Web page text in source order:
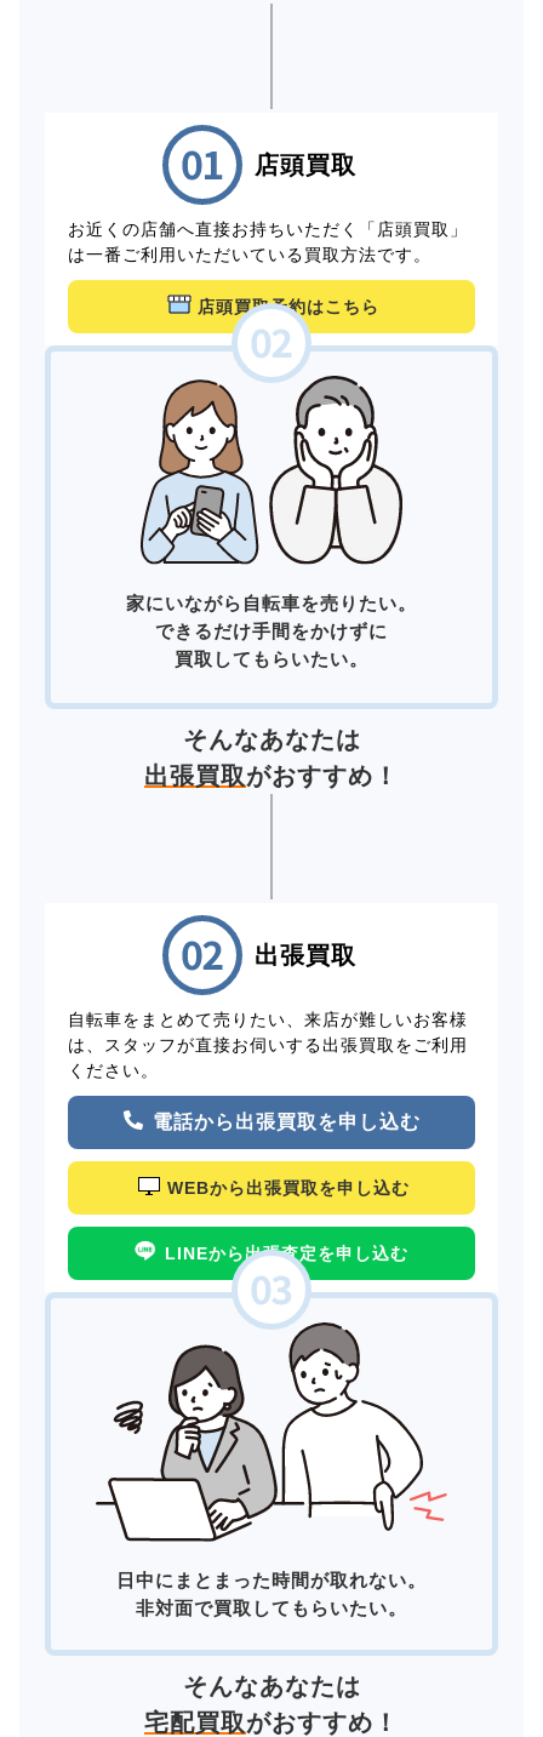
店頭買取
お近くの店舗へ直接お持ちいただく「店頭買取」
は一番ご利用いただいている買取方法です。
店頭買取予約はこちら
家にいながら自転車を売りたい。
できるだけ手間をかけずに
買取してもらいたい。
そんなあなたは
出張買取がおすすめ！
出張買取
自転車をまとめて売りたい、来店が難しいお客様
は、スタッフが直接お伺いする出張買取をご利用
ください。
電話から出張買取を申し込む
WEBから出張買取を申し込む
LINEから出張査定を申し込む
日中にまとまった時間が取れない。
非対面で買取してもらいたい。
そんなあなたは
宅配買取がおすすめ！